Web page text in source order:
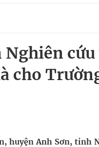
cộng đồng
đăng ký khám theo yêu
cứu
cho
huyện Anh Sơn, tỉnh